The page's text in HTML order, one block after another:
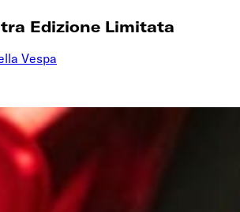
Edizione Limitata
Vespa